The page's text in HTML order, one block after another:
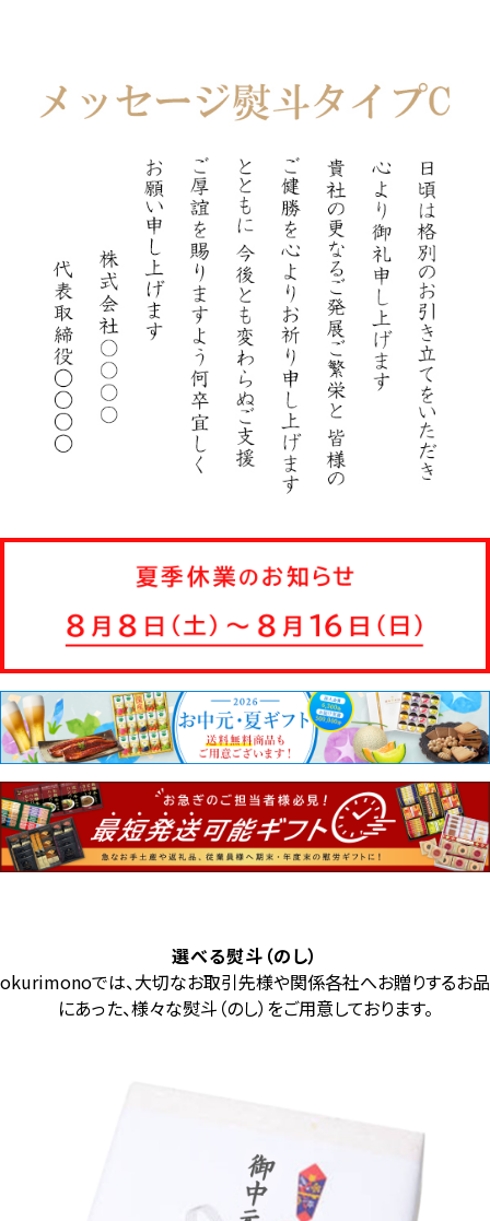
選べる熨斗（のし）
okurimonoでは、大切なお取引先様や関係各社へお贈りするお品
にあった、様々な熨斗（のし）をご用意しております。